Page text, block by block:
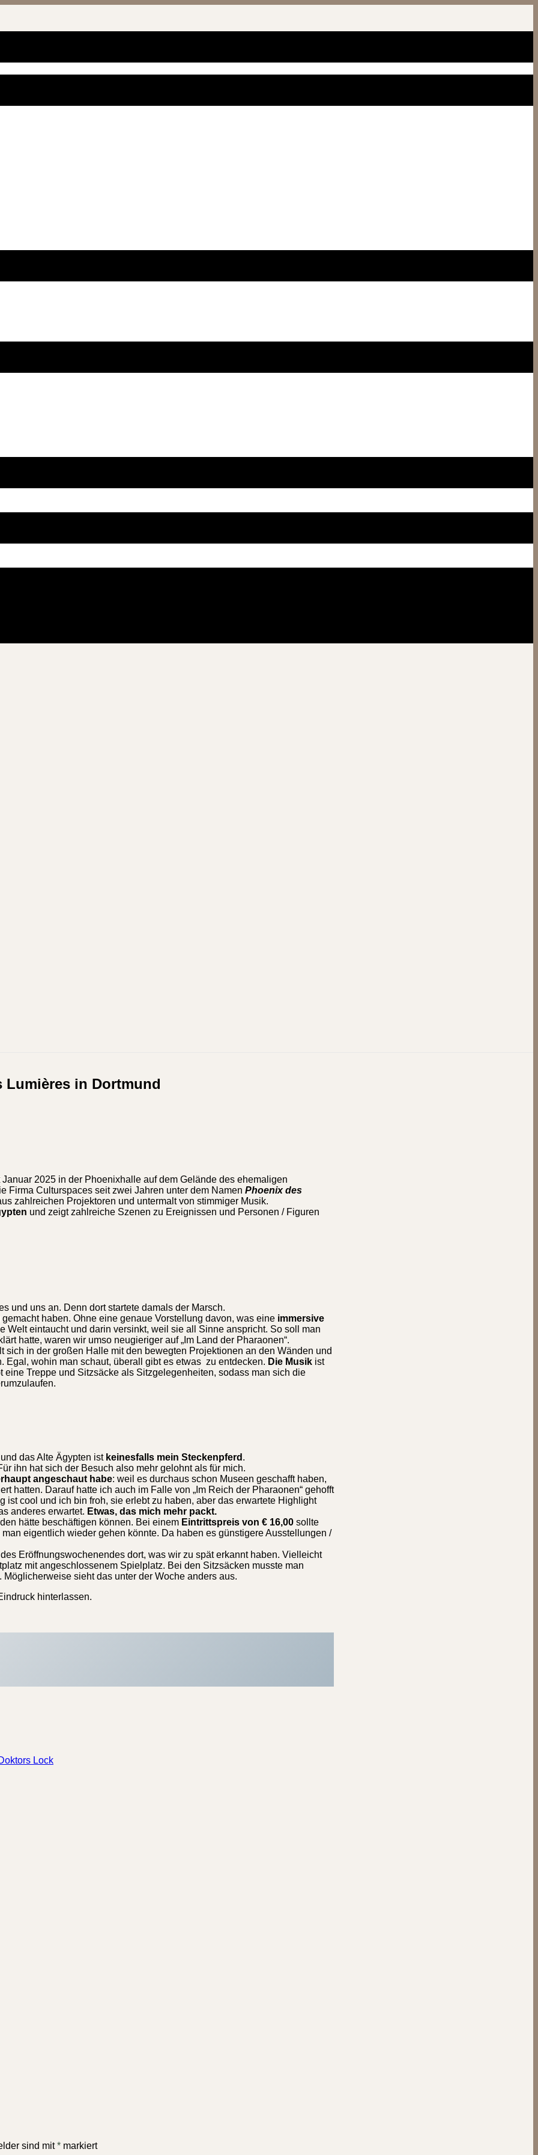
Lumières in Dortmund
2025 in der Phoenixhalle auf dem Gelände des ehemaligen
Firma Culturspaces seit zwei Jahren unter dem Namen Phoenix des
zahlreichen Projektoren und untermalt von stimmiger Musik.
und zeigt zahlreiche Szenen zu Ereignissen und Personen / Figuren
und uns an. Denn dort startete damals der Marsch.
haben. Ohne eine genaue Vorstellung davon, was eine immersive
eintaucht und darin versinkt, weil sie all Sinne anspricht. So soll man
hatte, waren wir umso neugieriger auf „Im Land der Pharaonen“.
sich in der großen Halle mit den bewegten Projektionen an den Wänden und
wohin man schaut, überall gibt es etwas zu entdecken. Die Musik ist
eine Treppe und Sitzsäcke als Sitzgelegenheiten, sodass man sich die
das Alte Ägypten ist keinesfalls mein Steckenpferd .
ihn hat sich der Besuch also mehr gelohnt als für mich.
angeschaut habe: weil es durchaus schon Museen geschafft haben,
hatten. Darauf hatte ich auch im Falle von „Im Reich der Pharaonen“ gehofft
ist cool und ich bin froh, sie erlebt zu haben, aber das erwartete Highlight
anderes erwartet. Etwas, das mich mehr packt.
hätte beschäftigen können. Bei einem Eintrittspreis von € 16,00 sollte
eigentlich wieder gehen könnte. Da haben es günstigere Ausstellungen /
Eröffnungswochenendes dort, was wir zu spät erkannt haben. Vielleicht
mit angeschlossenem Spielplatz. Bei den Sitzsäcken musste man
sieht das unter der Woche anders aus.
hinterlassen.
Lock
sind mit* markiert